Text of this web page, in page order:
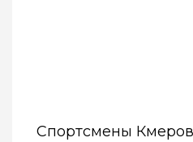
Спортсмены